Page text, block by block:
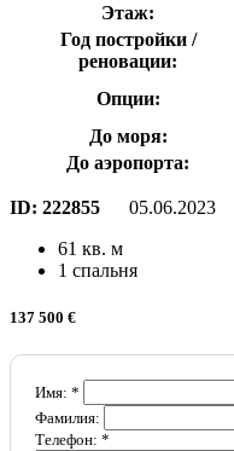
Этаж:
Год постройки /
реновации:
Опции:
До моря:
До аэропорта:
ID: 222855
05.06.2023
61 кв. м
1 спальня
137 500 €
Имя: *
Фамилия:
Телефон: *